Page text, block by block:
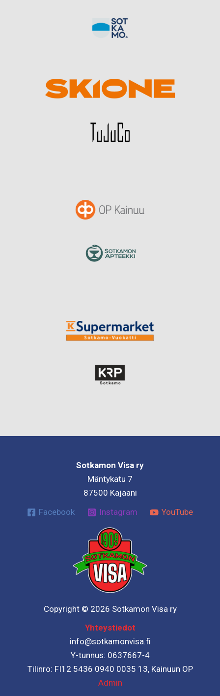
Sotkamon Visa ry
Mäntykatu 7
87500 Kajaani
Facebook
Instagram YouTube
Copyright © 2026 Sotkamon Visa ry
Yhteystiedot
info@sotkamonvisa.fi
Y-tunnus: 0637667-4
Tilinro: FI12 5436 0940 0035 13, Kainuun OP
Admin